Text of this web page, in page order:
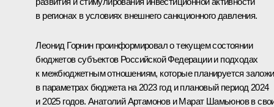
в регионах в условиях внешнего санкционного давления.
Леонид Горнин проинформировал о текущем состоянии
бюджетов субъектов Российской Федерации и подходах
к межбюджетным отношениям, которые планируется
в параметрах бюджета на 2023 год и плановый период 2024
и 2025 годов. Анатолий Артамонов и Марат Шамьюнов в